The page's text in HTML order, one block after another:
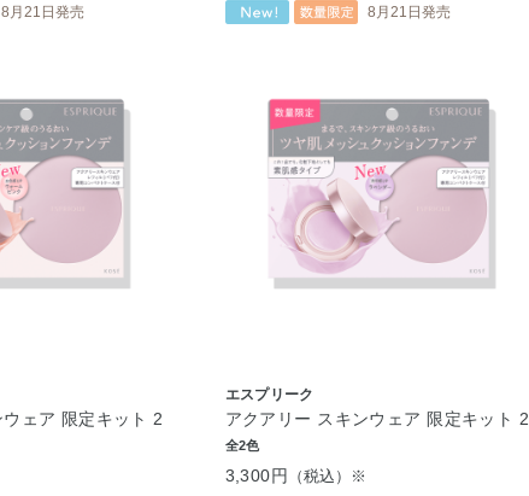
8月21日発売
ェア 限定キット 2
8月21日発売
エスプリーク
アクアリー スキンウェア 限定キット 2
全2色
3,300円 （税込）※